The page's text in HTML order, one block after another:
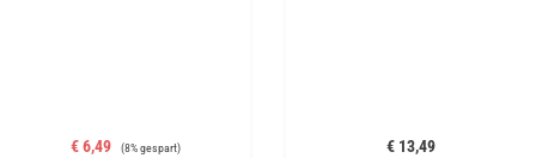
Verkaufspreis:
€ 6,49 Regulärer Preis:
(8% gespart)
Regulärer Preis:
€ 13,49